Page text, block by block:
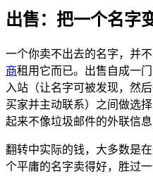
出售：把一个名字
一个你卖不出去的名字，并
商租用它而已。出售自成一
入站（让名字可被发现，然
买家并主动联系）之间做选
起来不像垃圾邮件的外联信
翻转中实际的钱，大多数是
个平庸的名字卖得好，胜过